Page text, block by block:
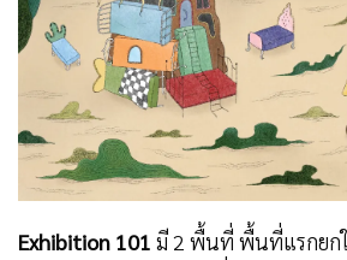
Exhibition 101 มี 2 พื้นที่ พื้นที่แรกยก